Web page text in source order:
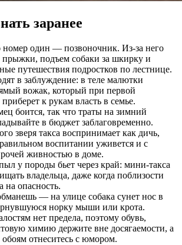
заранее
номер один — позвоночник. Из-за него
прыжки, подъем собаки за шкирку и
путешествия подростков по лестнице.
в заблуждение: в теле малютки
вожак, который при первой
к рукам власть в семье.
боится, так что траты на зимний
в бюджет заблаговременно.
зверя такса воспринимает как дичь,
воспитании уживется и с
живностью в доме.
у породы бьет через край: мини-такса
владельца, даже когда поблизости
на опасность.
— на улице собака сунет нос в
норку мыши или крота.
нет предела, поэтому обувь,
химию держите вне досягаемости, а
отнеситесь с юмором.